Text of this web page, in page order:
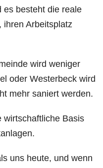
es besteht die reale
ihren Arbeitsplatz
wird weniger
oder Westerbeck wird
mehr saniert werden.
wirtschaftliche Basis
uns heute, und wenn